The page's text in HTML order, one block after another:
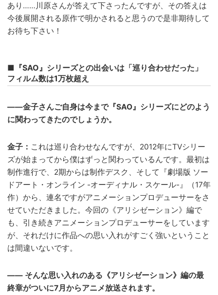
あり……川原さんが答えて下さったんですが、その答えは
今後展開される原作で明かされると思うので是非期待して
お待ち下さい！
■『SAO』シリーズとの出会いは「巡り合わせだった」
フィルム数は1万枚超え
――金子さんご自身は今まで『SAO』シリーズにどのよう
に関わってきたのでしょうか。
金子： これは巡り合わせなんですが、2012年にTVシリー
ズが始まってから僕はずっと関わっているんです。最初は
制作進行で、2期からは制作デスク、そして『劇場版 ソー
ドアート・オンライン -オーディナル・スケール-』（17年
作）から、連名ですがアニメーションプロデューサーをさ
せていただきました。今回の《アリシゼーション》編で
も、引き続きアニメーションプロデューサーをしています
が、それだけに作品への思い入れがすごく強いということ
は間違いないです。
―― そんな思い入れのある《アリシゼーション》編の最
終章がついに7月からアニメ放送されます。